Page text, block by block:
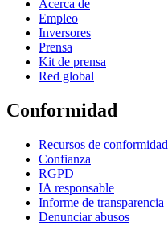
Acerca de
Empleo
Inversores
Prensa
Kit de prensa
Red global
Conformidad
Recursos de conformidad
Confianza
RGPD
IA responsable
Informe de transparencia
Denunciar abusos